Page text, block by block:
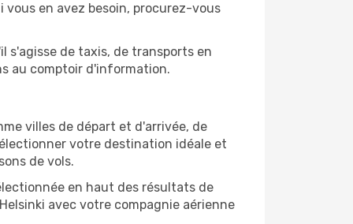
en avez besoin, procurez-vous
s'agisse de taxis, de transports en
au comptoir d'information.
villes de départ et d'arrivée, de
votre destination idéale et
de vols.
en haut des résultats de
avec votre compagnie aérienne